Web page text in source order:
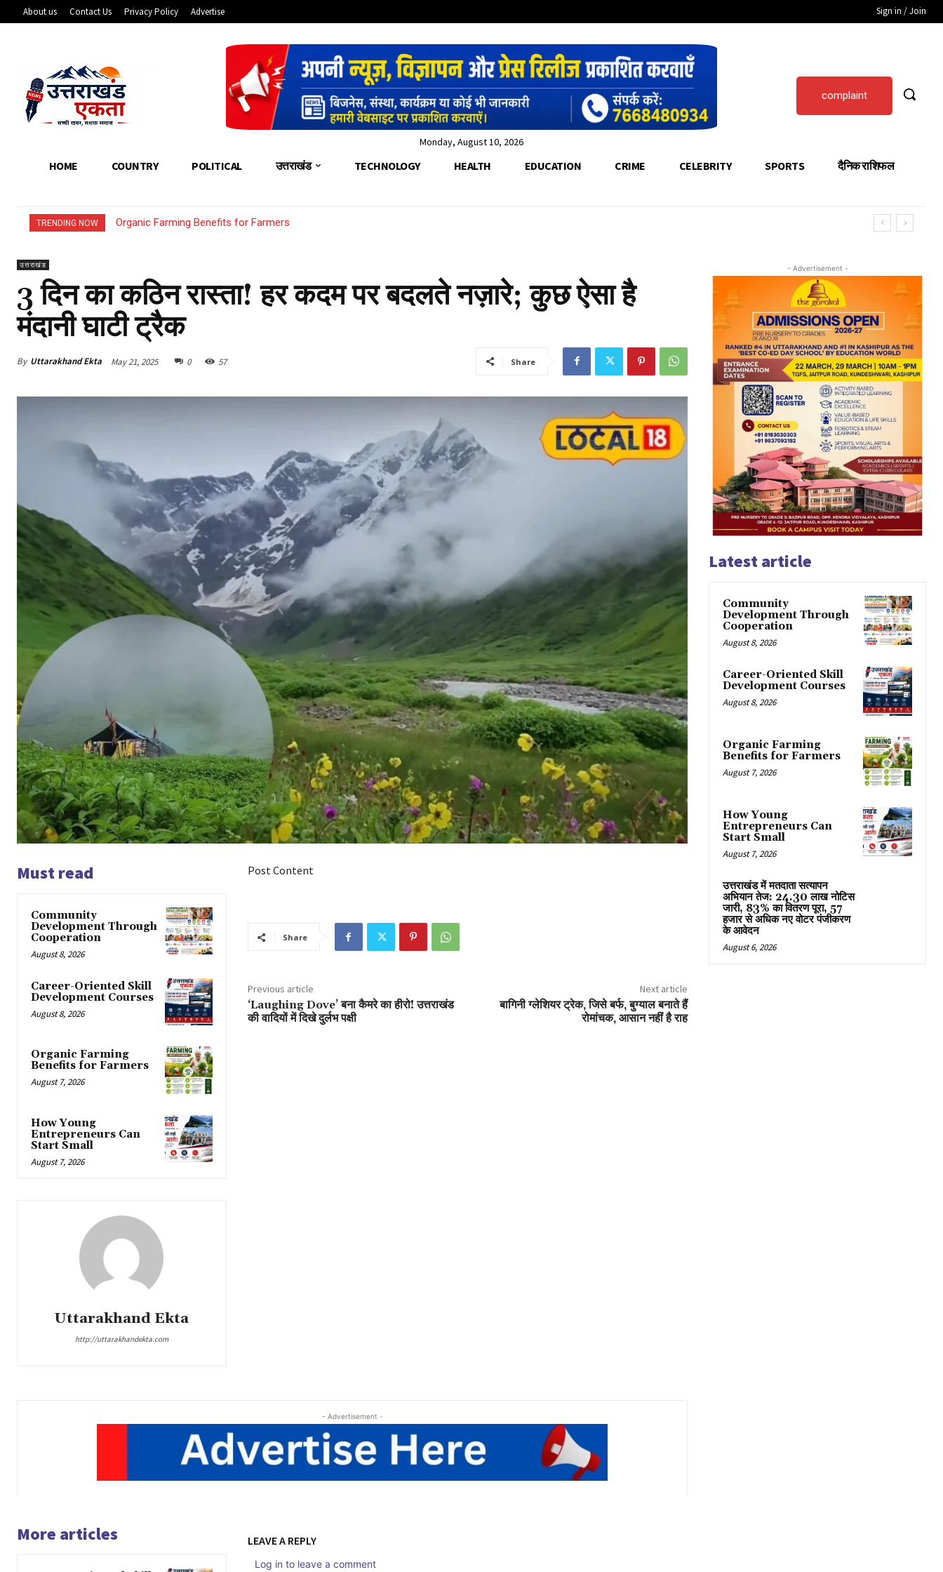
About us Contact Us Privacy Policy Advertise Sign in / Join
Monday, August 10, 2026
complaint
HOME COUNTRY POLITICAL उत्तराखंड TECHNOLOGY HEALTH EDUCATION CRIME CELEBRITY SPORTS दैनिक राशिफल
TRENDING NOW Organic Farming Benefits for Farmers
How Young Entrepreneurs Can Start Small
उत्तराखंड
3 दिन का कठिन रास्ता! हर कदम पर बदलते नज़ारे; कुछ ऐसा है
मंदानी घाटी ट्रैक
By Uttarakhand Ekta May 21, 2025 0 57 Share
Must read
Community
Development Through
Cooperation
August 8, 2026
Career-Oriented Skill
Development Courses
August 8, 2026
Organic Farming
Benefits for Farmers
August 7, 2026
How Young
Entrepreneurs Can
Start Small
August 7, 2026
Uttarakhand Ekta
http://uttarakhandekta.com
Post Content
Share
Previous article
‘Laughing Dove’ बना कैमरे का हीरो! उत्तराखंड
की वादियों में दिखे दुर्लभ पक्षी
Next article
बागिनी ग्लेशियर ट्रेक, जिसे बर्फ, बुग्याल बनाते हैं
रोमांचक, आसान नहीं है राह
- Advertisement -
More articles LEAVE A REPLY
Log in to leave a comment
- Advertisement -
Latest article
Community
Development Through
Cooperation
August 8, 2026
Career-Oriented Skill
Development Courses
August 8, 2026
Organic Farming
Benefits for Farmers
August 7, 2026
How Young
Entrepreneurs Can
Start Small
August 7, 2026
उत्तराखंड में मतदाता सत्यापन
अभियान तेज: 24.30 लाख नोटिस
जारी, 83% का वितरण पूरा, 57
हजार से अधिक नए वोटर पंजीकरण
के आवेदन
August 6, 2026